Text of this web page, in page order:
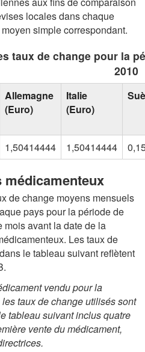
locales dans chaque
simple correspondant.
taux de change pour la
2010
Allemagne
(Euro)
Italie
(Euro)
1,50414444 1,50414444
de change moyens mensuels
pays pour la période de
mois avant la date de la
Les taux de
le tableau suivant reflètent
vendu pour la
taux de change utilisés sont
tableau suivant inclus quatre
vente du médicament,
.